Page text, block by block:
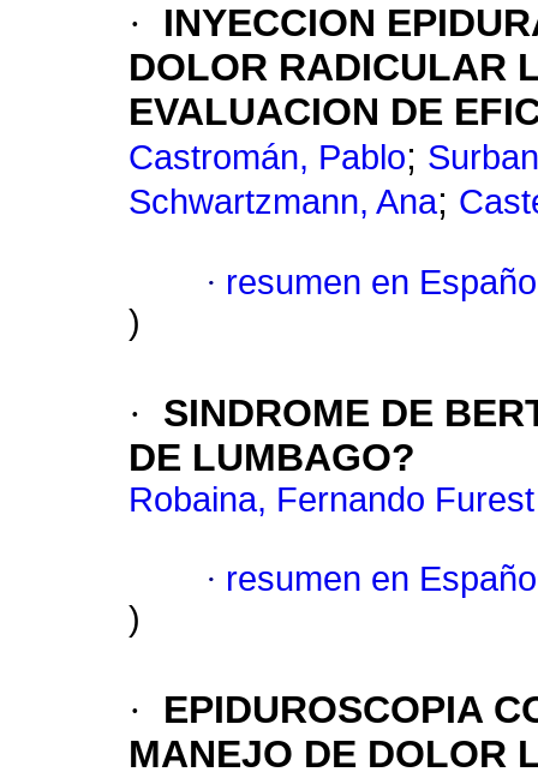
·
INYECCION
DOLOR RADICULAR
EVALUACION DE
Castromán, Pablo;
Schwartzmann, Ana;
· resumen en
)
·
SINDROME DE
DE LUMBAGO?
Robaina, Fernando Furest
· resumen en
)
·
EPIDUROSCOPIA
MANEJO DE DOLOR